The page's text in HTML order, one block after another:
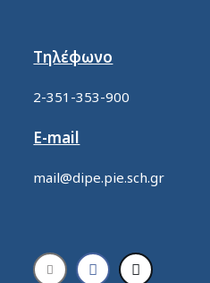
Τηλέφωνο
2-351-353-900
E-mail
mail@dipe.pie.sch.gr